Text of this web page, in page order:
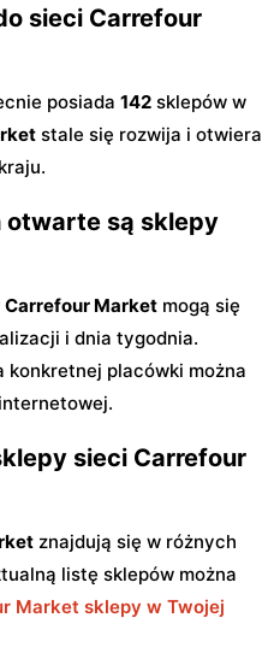
sieci Carrefour
posiada 142 sklepów w
stale się rozwija i otwiera
otwarte są sklepy
Carrefour Market mogą się
i dnia tygodnia.
placówki można
sieci Carrefour
znajdują się w różnych
listę sklepów można
Market sklepy w Twojej